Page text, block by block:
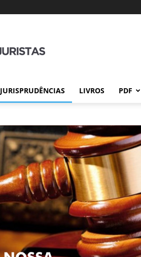
JURISPRUDÊNCIAS LIVROS PDF